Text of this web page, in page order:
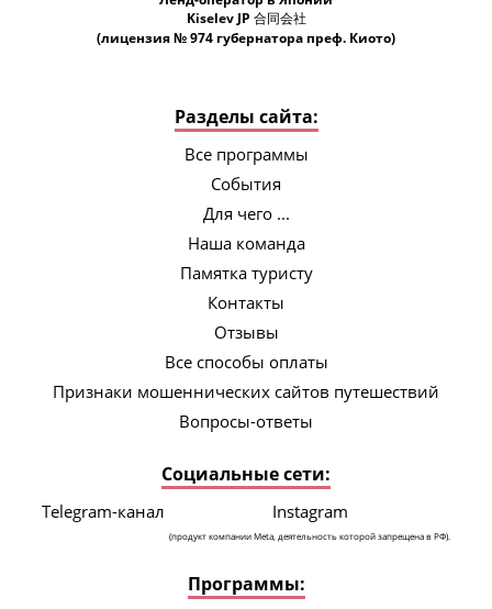
Kiselev JP 合同会社
(лицензия № 974 губернатора преф. Киото)
Разделы сайта:
Все программы
События
Для чего ...
Наша команда
Памятка туристу
Контакты
Отзывы
Все способы оплаты
Признаки мошеннических сайтов путешествий
Вопросы-ответы
Социальные сети:
Telegram-канал Instagram
(продукт компании Meta, деятельность которой запрещена в РФ).
Программы: